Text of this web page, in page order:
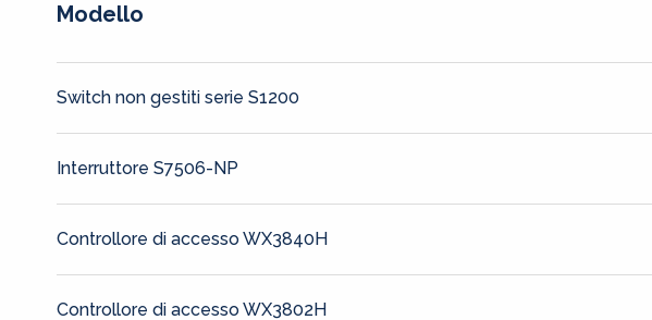
Modello
Switch non gestiti serie S1200
Interruttore S7506-NP
Controllore di accesso WX3840H
Controllore di accesso WX3802H